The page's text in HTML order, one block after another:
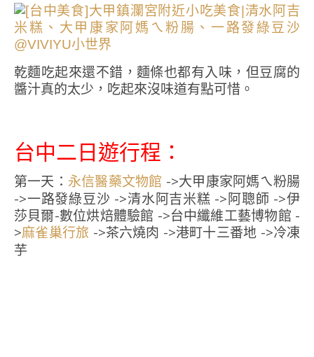
乾麵吃起來還不錯，麵條也都有入味，但豆腐的
醬汁真的太少，吃起來沒味道有點可惜。
台中二日遊行程：
第一天： 永信醫藥文物館 ->大甲康家阿媽ㄟ粉腸
->一路發綠豆沙 ->清水阿吉米糕 ->阿聰師 ->伊
莎貝爾-數位烘焙體驗館 ->台中纖維工藝博物館 -
>麻雀巢行旅 ->茶六燒肉 ->港町十三番地 ->冷凍
芋